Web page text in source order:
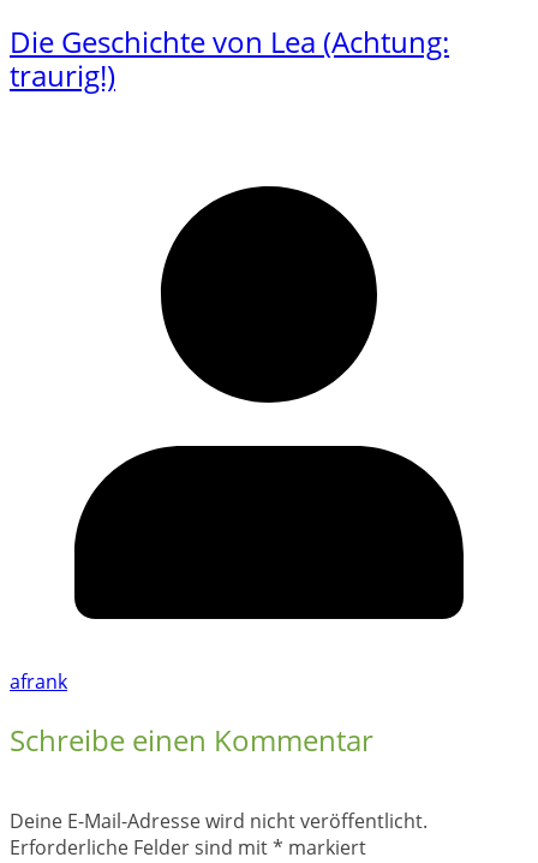
Die Geschichte von Lea (Achtung:
traurig!)
afrank
Schreibe einen Kommentar
Deine E-Mail-Adresse wird nicht veröffentlicht.
Erforderliche Felder sind mit* markiert